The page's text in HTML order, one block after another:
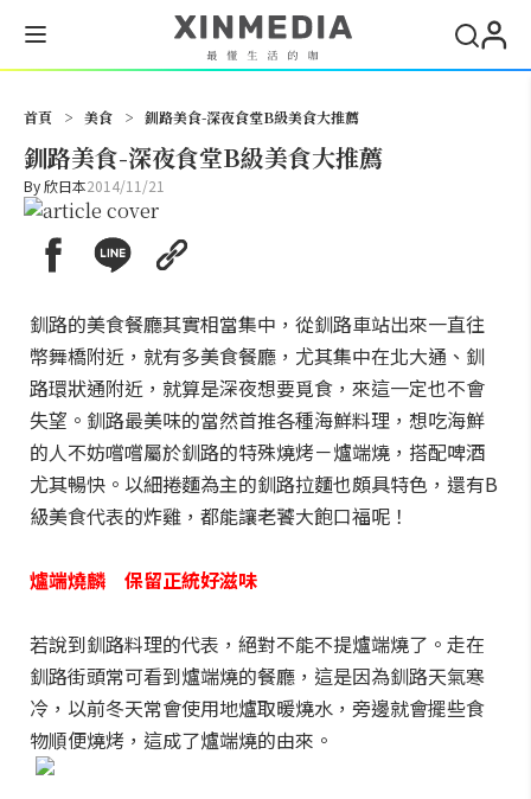
首頁 > 美食 > 釧路美食-深夜食堂B級美食大推薦
釧路美食-深夜食堂B級美食大推薦
By欣日本2014/11/21
釧路的美食餐廳其實相當集中，從釧路車站出來一直往
幣舞橋附近，就有多美食餐廳，尤其集中在北大通、釧
路環狀通附近，就算是深夜想要覓食，來這一定也不會
失望。釧路最美味的當然首推各種海鮮料理，想吃海鮮
的人不妨嚐嚐屬於釧路的特殊燒烤－爐端燒，搭配啤酒
尤其暢快。以細捲麵為主的釧路拉麵也頗具特色，還有B
級美食代表的炸雞，都能讓老饕大飽口福呢！
爐端燒麟 保留正統好滋味
若說到釧路料理的代表，絕對不能不提爐端燒了。走在
釧路街頭常可看到爐端燒的餐廳，這是因為釧路天氣寒
冷，以前冬天常會使用地爐取暖燒水，旁邊就會擺些食
物順便燒烤，這成了爐端燒的由來。